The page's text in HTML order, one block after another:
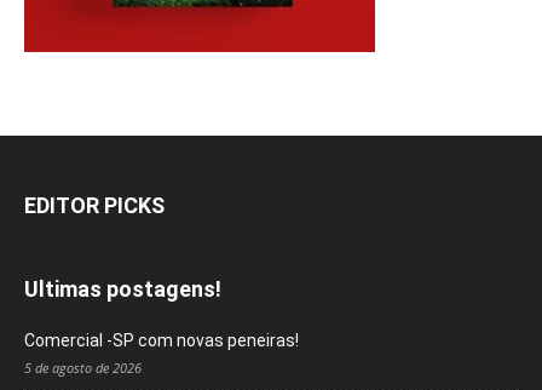
EDITOR PICKS
Ultimas postagens!
Comercial -SP com novas peneiras!
5 de agosto de 2026